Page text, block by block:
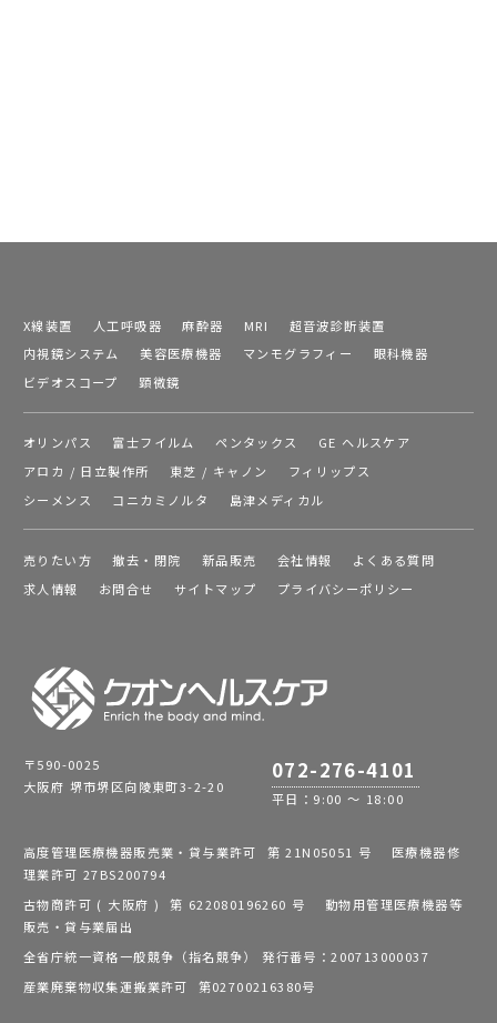
X線装置 人工呼吸器 麻酔器 MRI
超音波診断装置
内視鏡システム
美容医療機器 マンモグラフィー
眼科機器
ビデオスコープ
顕微鏡
オリンパス 富士フイルム ペンタックス
GE ヘルスケア
アロカ / 日立製作所
東芝 / キャノン
フィリップス
シーメンス
コニカミノルタ 島津メディカル
売りたい方 撤去・閉院 新品販売 会社情報
よくある質問
求人情報
お問合せ サイトマップ プライバシーポリシー
〒590-0025
大阪府 堺市堺区向陵東町3-2-20
072-276-4101
平日：9:00 ～ 18:00
高度管理医療機器販売業・貸与業許可 第 21N05051 号 医療機器修
理業許可 27BS200794
古物商許可 ( 大阪府 ) 第 622080196260 号 動物用管理医療機器等
販売・貸与業届出
全省庁統一資格一般競争（指名競争） 発行番号：200713000037
産業廃棄物収集運搬業許可 第02700216380号